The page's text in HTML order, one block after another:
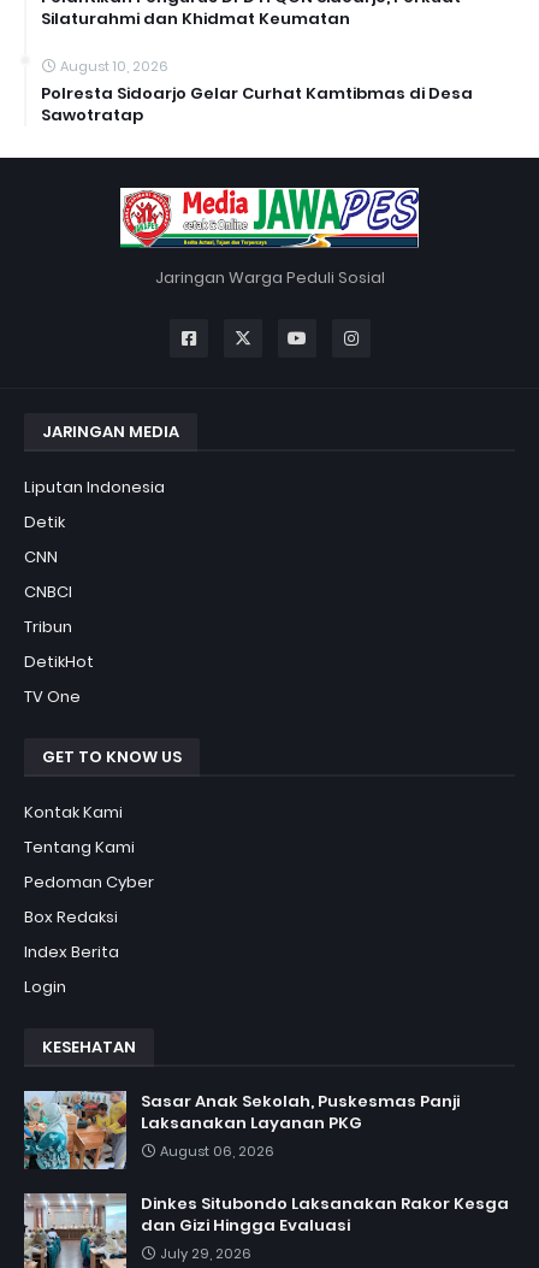
Silaturahmi dan Khidmat Keumatan
August 10, 2026
Polresta Sidoarjo Gelar Curhat Kamtibmas di Desa
Sawotratap
Jaringan Warga Peduli Sosial
JARINGAN MEDIA
Liputan Indonesia
Detik
CNN
CNBCI
Tribun
DetikHot
TV One
GET TO KNOW US
Kontak Kami
Tentang Kami
Pedoman Cyber
Box Redaksi
Index Berita
Login
KESEHATAN
Sasar Anak Sekolah, Puskesmas Panji
Laksanakan Layanan PKG
August 06, 2026
Dinkes Situbondo Laksanakan Rakor Kesga
dan Gizi Hingga Evaluasi
July 29, 2026